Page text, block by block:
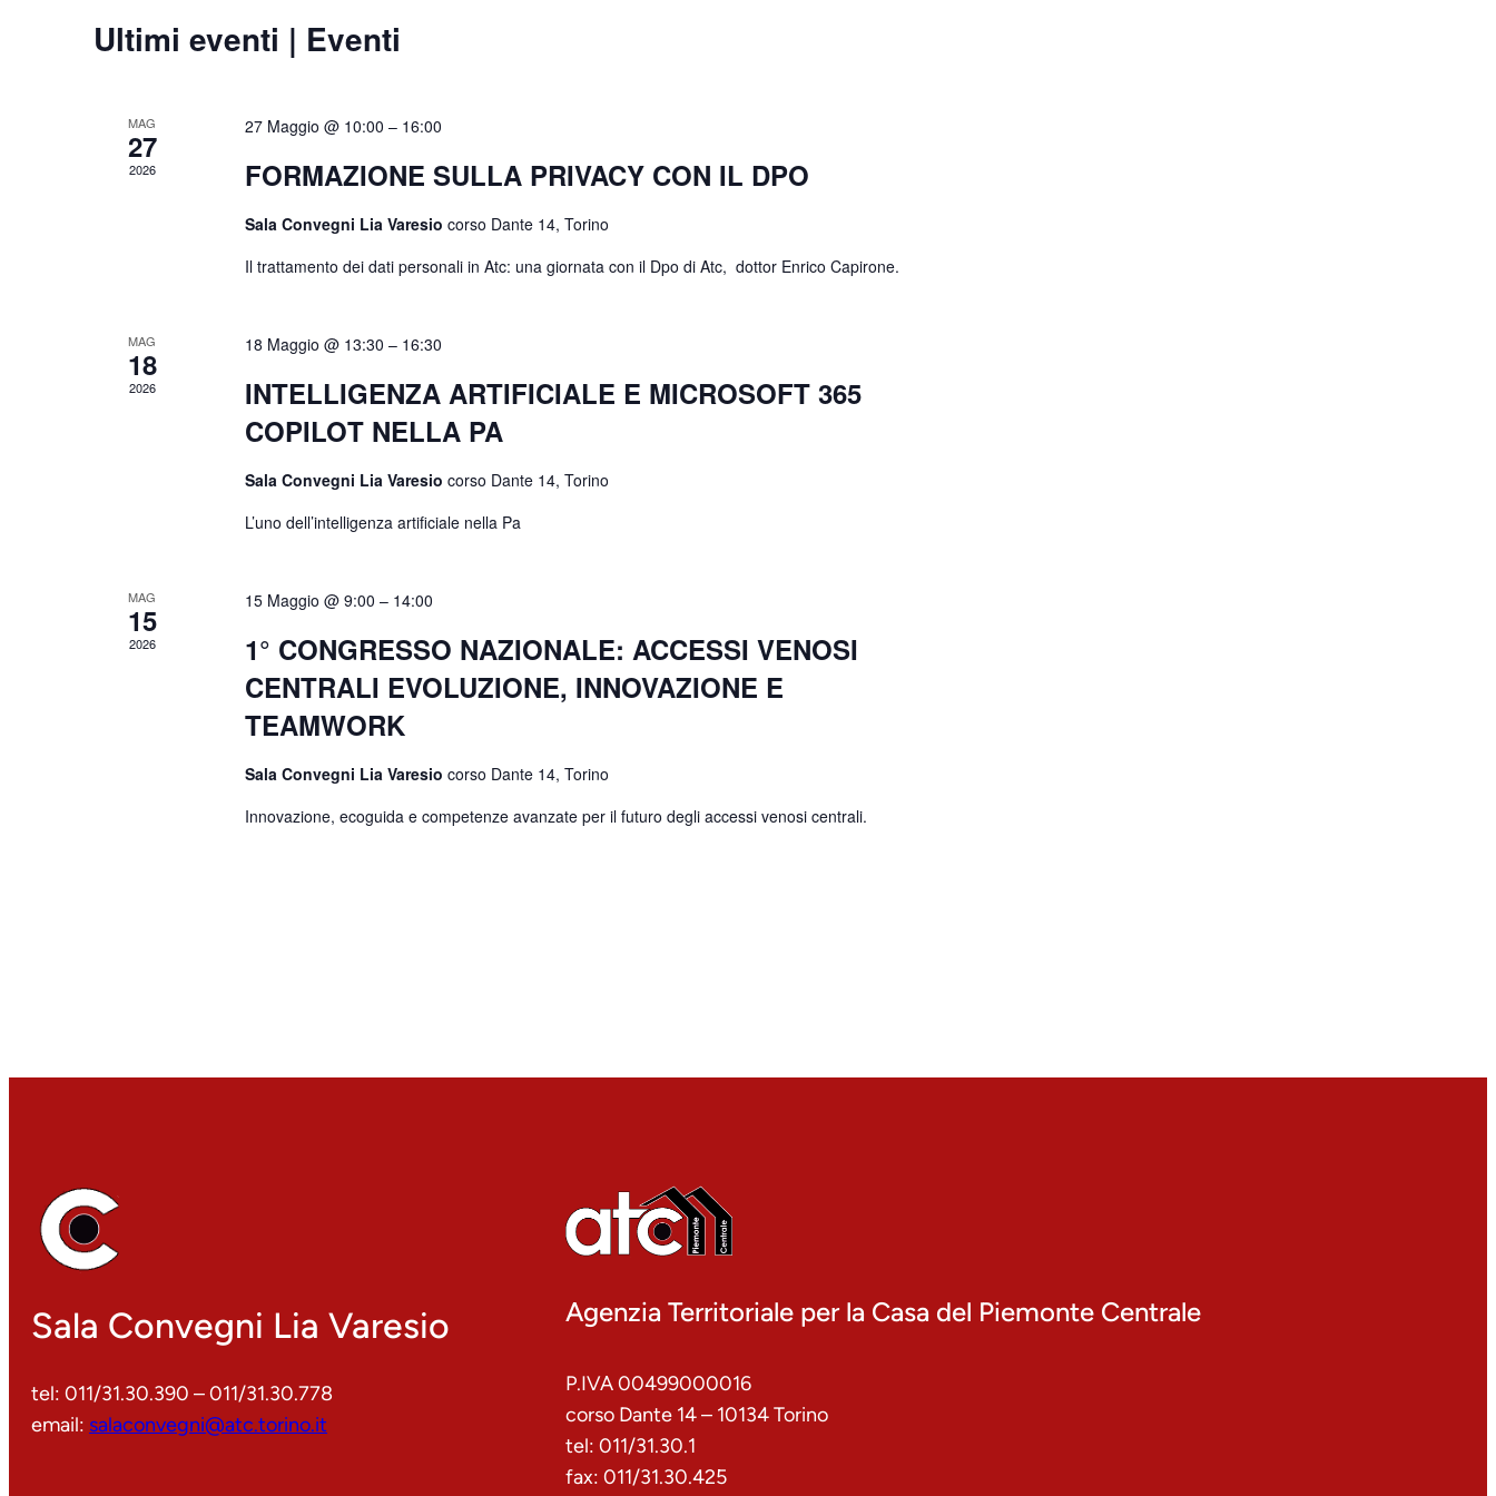
Ultimi eventi | Eventi
MAG
27
2026
27 Maggio @ 10:00 – 16:00
FORMAZIONE SULLA PRIVACY CON IL DPO
Sala Convegni Lia Varesio corso Dante 14, Torino
Il trattamento dei dati personali in Atc: una giornata con il Dpo di Atc, dottor Enrico Capirone.
MAG
18
2026
18 Maggio @ 13:30 – 16:30
INTELLIGENZA ARTIFICIALE E MICROSOFT 365
COPILOT NELLA PA
Sala Convegni Lia Varesio corso Dante 14, Torino
L’uno dell’intelligenza artificiale nella Pa
MAG
15
2026
15 Maggio @ 9:00 – 14:00
1° CONGRESSO NAZIONALE: ACCESSI VENOSI
CENTRALI EVOLUZIONE, INNOVAZIONE E
TEAMWORK
Sala Convegni Lia Varesio corso Dante 14, Torino
Innovazione, ecoguida e competenze avanzate per il futuro degli accessi venosi centrali.
Sala Convegni Lia Varesio
tel: 011/31.30.390 – 011/31.30.778
email: salaconvegni@atc.torino.it
Agenzia Territoriale per la Casa del Piemonte Centrale
P.IVA 00499000016
corso Dante 14 – 10134 Torino
tel: 011/31.30.1
fax: 011/31.30.425